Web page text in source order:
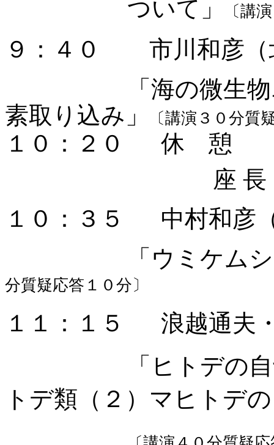
ついて」
〔講
９：４０
市川和彦
「海の微生
素取り込み」
〔講演３０分質
１０：２０
休 憩
座
１０：３５
中村和彦
「ウミケム
分質疑応答１０分〕
１１：１５
浪越通夫
「ヒトデの
トデ類（２）マヒトデ